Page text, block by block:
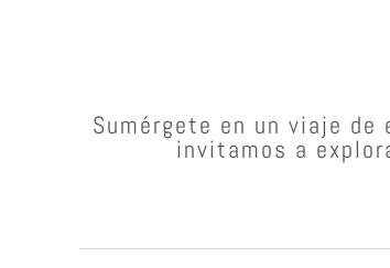
Sumérgete en un viaje
invitamos a